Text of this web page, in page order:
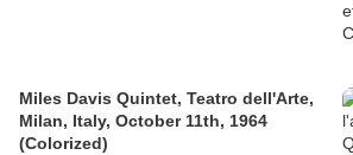
Miles Davis Quintet, Teatro dell'Arte,
Milan, Italy, October 11th, 1964
(Colorized)